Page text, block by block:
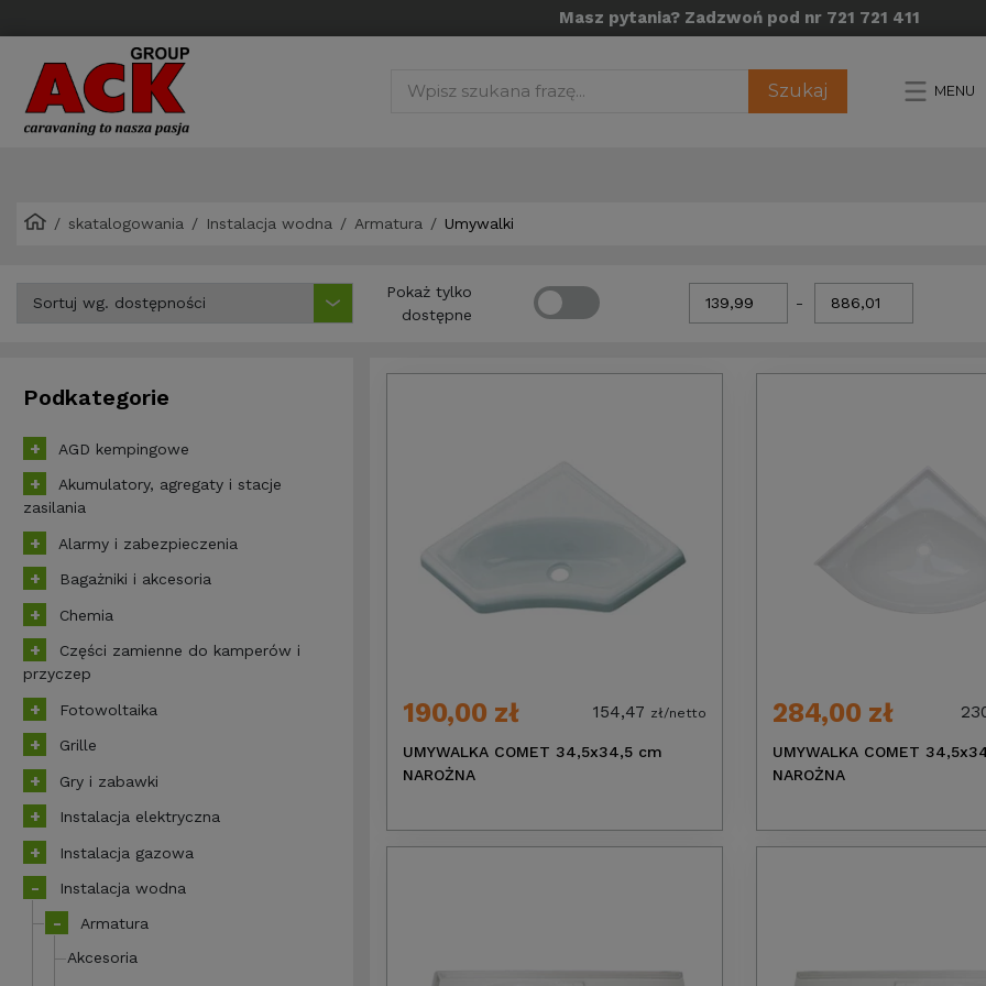
Masz pytania? Zadzwoń pod nr 721 721 411
Szukaj MENU
skatalogowania Instalacja wodna Armatura Umywalki
Pokaż tylko
dostępne
-
Podkategorie
AGD kempingowe
Akumulatory, agregaty i stacje
zasilania
Alarmy i zabezpieczenia
Bagażniki i akcesoria
Chemia
Części zamienne do kamperów i
przyczep
Fotowoltaika
Grille
Gry i zabawki
Instalacja elektryczna
Instalacja gazowa
Instalacja wodna
Armatura
Akcesoria
190,00 zł 154,47 zł/netto
UMYWALKA COMET 34,5x34,5 cm
NAROŻNA
284,00 zł
UMYWALKA COMET
NAROŻNA